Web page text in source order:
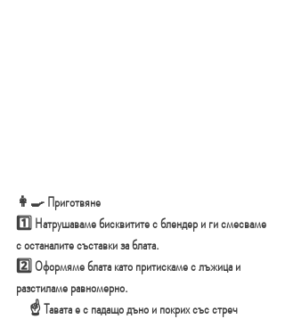
👩‍🍳 Приготвяне
1️⃣ Натрушаваме бисквитите с блендер и ги смесваме
с останалите съставки за блата.
2️⃣ Оформяме блата като притискаме с лъжица и
разстиламе равномерно.